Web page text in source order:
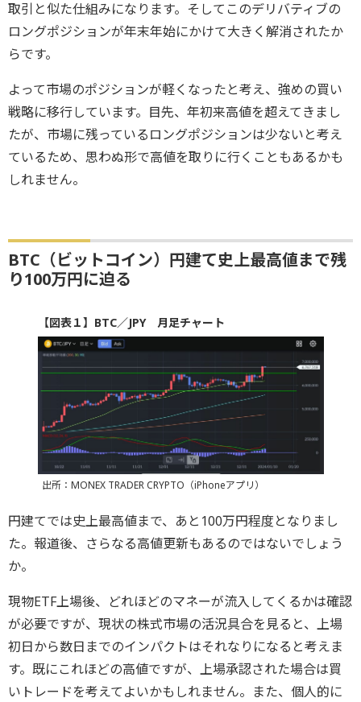
取引と似た仕組みになります。そしてこのデリバティブの
ロングポジションが年末年始にかけて大きく解消されたか
らです。
よって市場のポジションが軽くなったと考え、強めの買い
戦略に移行しています。目先、年初来高値を超えてきまし
たが、市場に残っているロングポジションは少ないと考え
ているため、思わぬ形で高値を取りに行くこともあるかも
しれません。
BTC（ビットコイン）円建て史上最高値まで残
り100万円に迫る
【図表１】BTC／JPY 月足チャート
出所：MONEX TRADER CRYPTO（iPhoneアプリ）
円建てでは史上最高値まで、あと100万円程度となりまし
た。報道後、さらなる高値更新もあるのではないでしょう
か。
現物ETF上場後、どれほどのマネーが流入してくるかは確認
が必要ですが、現状の株式市場の活況具合を見ると、上場
初日から数日までのインパクトはそれなりになると考えま
す。既にこれほどの高値ですが、上場承認された場合は買
いトレードを考えてよいかもしれません。また、個人的に